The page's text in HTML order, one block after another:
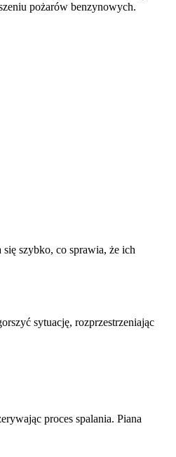
pożarów benzynowych.
szybko, co sprawia, że ich
sytuację, rozprzestrzeniając
proces spalania. Piana